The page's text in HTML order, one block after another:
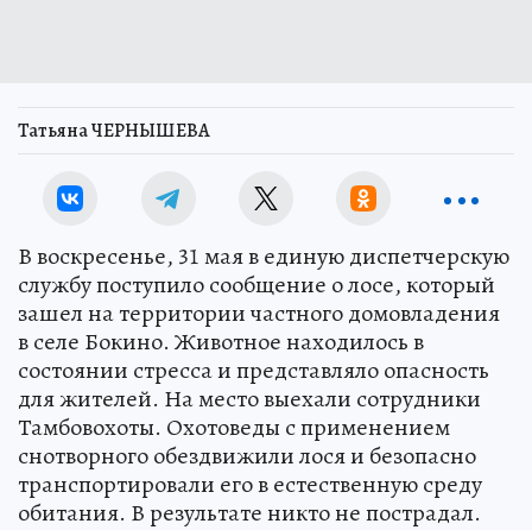
Татьяна ЧЕРНЫШЕВА
В воскресенье, 31 мая в единую диспетчерскую
службу поступило сообщение о лосе, который
зашел на территории частного домовладения
в селе Бокино. Животное находилось в
состоянии стресса и представляло опасность
для жителей. На место выехали сотрудники
Тамбовохоты. Охотоведы с применением
снотворного обездвижили лося и безопасно
транспортировали его в естественную среду
обитания. В результате никто не пострадал.